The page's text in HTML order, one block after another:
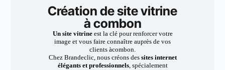
Création de site vitrine
à combon
Un site vitrineest la clé pour renforcer votre
image et vous faire connaître auprès de vos
clients àcombon.
Chez Brandeclic, nous créons dessites internet
élégants et professionnels, spécialement